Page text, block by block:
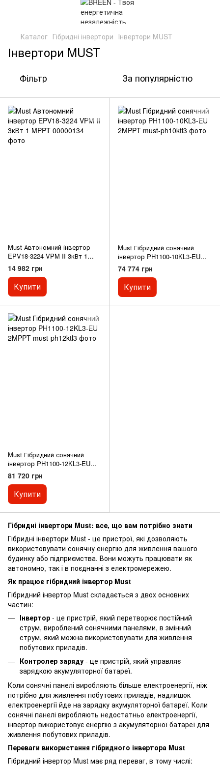
Каталог Гібридні інвертори Інвертори MUST
Інвертори MUST
Фільтр За популярністю
Must Автономний інвертор
EPV18-3224 VPM II 3кВт 1
MPPT
14 982 грн
Купити
Must Гібридний сонячний
інвертор PH1100-10KL3-EU
2MPPT
74 774 грн
Купити
Must Гібридний сонячний
інвертор PH1100-12KL3-EU
2MPPT
81 720 грн
Купити
Гібридні інвертори Must: все, що вам потрібно знати
Гібридні інвертори Must - це пристрої, які дозволяють
використовувати сонячну енергію для живлення вашого
будинку або підприємства. Вони можуть працювати як
автономно, так і в поєднанні з електромережею.
Як працює гібридний інвертор Must
Гібридний інвертор Must складається з двох основних
частин:
Інвертор - це пристрій, який перетворює постійний
струм, вироблений сонячними панелями, в змінний
струм, який можна використовувати для живлення
побутових приладів.
Контролер заряду - це пристрій, який управляє
зарядкою акумуляторної батареї.
Коли сонячні панелі виробляють більше електроенергії, ніж
потрібно для живлення побутових приладів, надлишок
електроенергії йде на зарядку акумуляторної батареї. Коли
сонячні панелі виробляють недостатньо електроенергії,
інвертор використовує енергію з акумуляторної батареї для
живлення побутових приладів.
Переваги використання гібридного інвертора Must
Гібридний інвертор Must має ряд переваг, в тому числі: